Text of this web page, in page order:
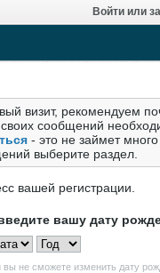
Войти или
визит, рекомендуем
сообщений
- это не займет
выберите раздел.
вашей регистрации.
вашу дату
вы не сможете изменить дату